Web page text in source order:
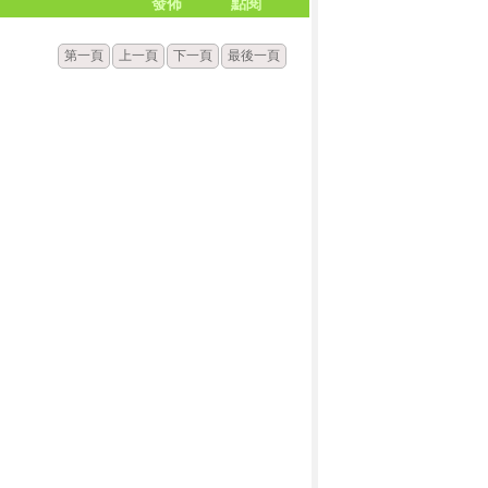
第一頁 上一頁 下一頁 最後一頁